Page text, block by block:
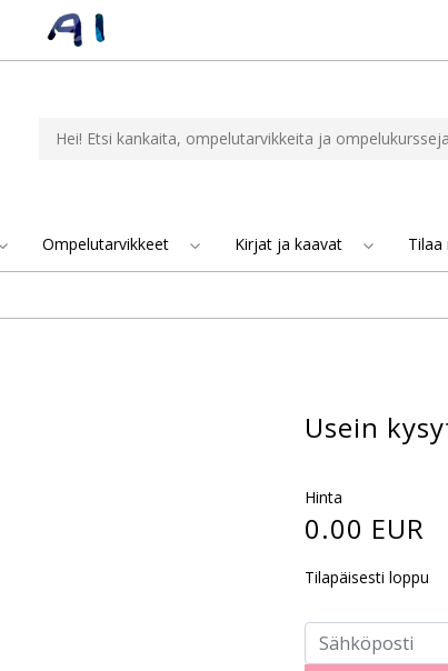
Ompelutarvikkeet Kirjat ja kaavat Tilaa
Usein
Hinta
0.00 EUR
Tilapäisesti loppu